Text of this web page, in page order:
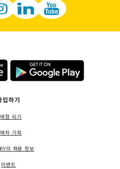
입하기
점 되기
자 기회
의 채용 정보
이벤트